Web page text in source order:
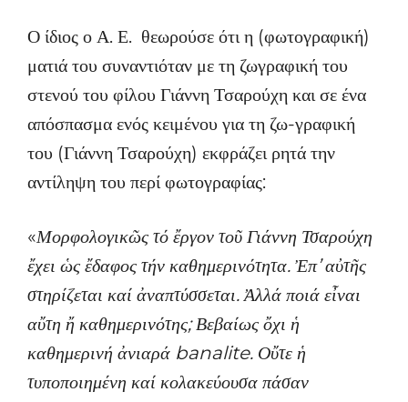
Ο ίδιος ο Α. Ε. θεωρούσε ότι η (φωτογραφική)
ματιά του συναντιόταν με τη ζωγραφική του
στενού του φίλου Γιάννη Τσαρούχη και σε ένα
απόσπασμα ενός κειμένου για τη ζω-γραφική
του (Γιάννη Τσαρούχη) εκφράζει ρητά την
αντίληψη του περί φωτογραφίας:
«Μορφολογικῶς τό ἔργον τοῦ Γιάννη Τσαρούχη
ἔχει ὡς ἔδαφος τήν καθημερινότητα. Ἐπ’ αὐτῆς
στηρίζεται καί ἀναπτύσσεται. Ἀλλά ποιά εἶναι
αὔτη ἤ καθημερινότης; Βεβαίως ὄχι ἡ
καθημερινή ἀνιαρά banalite. Οὔτε ἡ
τυποποιημένη καί κολακεύουσα πάσαν